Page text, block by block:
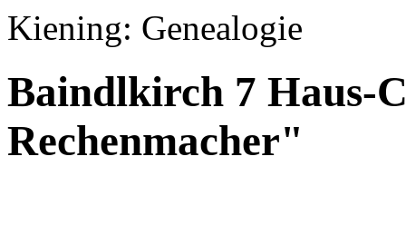
Kiening: Genealogie
Baindlkirch 7 Haus-
Rechenmacher"